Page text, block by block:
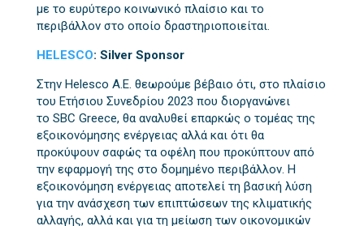
με το ευρύτερο κοινωνικό πλαίσιο και το
περιβάλλον στο οποίο δραστηριοποιείται.
HELESCO: Silver Sponsor
Στην Helesco Α.Ε. θεωρούμε βέβαιο ότι, στο πλαίσιο
του Ετήσιου Συνεδρίου 2023 που διοργανώνει
το SBC Greece, θα αναλυθεί επαρκώς ο τομέας της
εξοικονόμησης ενέργειας αλλά και ότι θα
προκύψουν σαφώς τα οφέλη που προκύπτουν από
την εφαρμογή της στο δομημένο περιβάλλον. Η
εξοικονόμηση ενέργειας αποτελεί τη βασική λύση
για την ανάσχεση των επιπτώσεων της κλιματικής
αλλαγής, αλλά και για τη μείωση των οικονομικών